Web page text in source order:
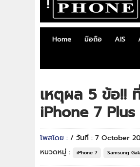
Home มือถือ AIS
เหตุผล 5 ข้อ!!
iPhone 7 Plus
โพสโดย : / วันที่ : 7 October
หมวดหมู่ :
iPhone 7 Samsung